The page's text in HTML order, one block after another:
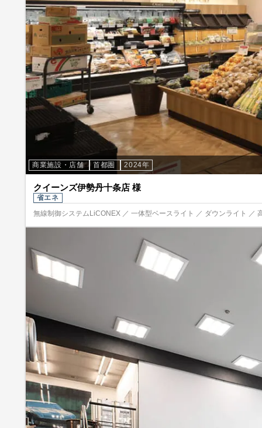
商業施設・店舗 首都圏 2024年
クイーンズ伊勢丹十条店 様
省エネ
無線制御システムLiCONEX ／ 一体型ベースライト ／ ダウンライト ／